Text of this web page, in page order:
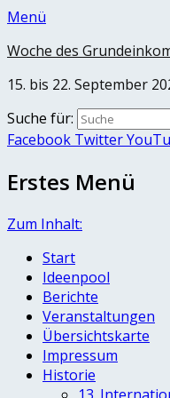
Menü
Woche des
15. bis 22. September
Suche für:
Facebook Twitter
Erstes Menü
Zum Inhalt:
Start
Ideenpool
Berichte
Veranstaltungen
Übersichtskarte
Impressum
Historie